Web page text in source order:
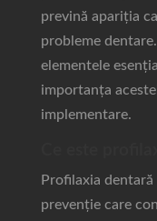
prevină apariția
probleme
elementele
importanța
implementare.
Profilaxia
prevenție care